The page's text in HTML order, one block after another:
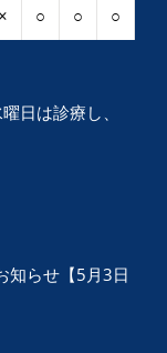
× ○ ○ ○
日は診療し、
知らせ【5月3日